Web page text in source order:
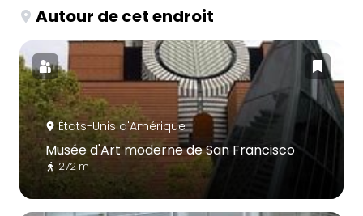
Autour de cet endroit
États-Unis d'Amérique
Musée d'Art moderne de San Francisco
272 m